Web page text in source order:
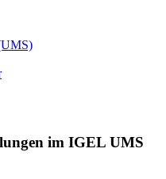
im IGEL UMS